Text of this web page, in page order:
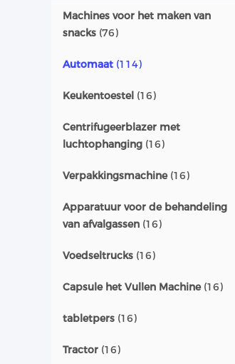
Machines voor het maken van
snacks (76)
Automaat (114)
Keukentoestel (16)
Centrifugeerblazer met
luchtophanging (16)
Verpakkingsmachine(16)
Apparatuur voor de behandeling
van afvalgassen (16)
Voedseltrucks (16)
Capsule het Vullen Machine(16)
tabletpers (16)
Tractor (16)